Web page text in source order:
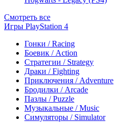
Смотреть все
Игры PlayStation 4
Гонки / Racing
Боевик / Action
Стратегии / Strategy
Драки / Fighting
Приключения / Adventure
Бродилки / Arcade
Пазлы / Puzzle
Музыкальные / Music
Симуляторы / Simulator